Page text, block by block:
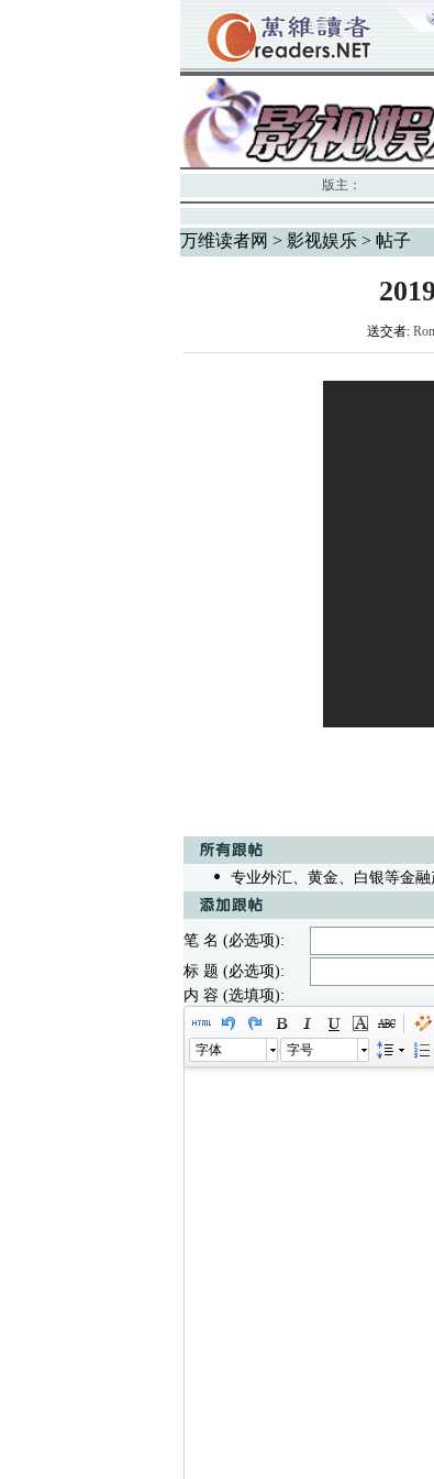
版主：
万维读者网 > 影视娱乐> 帖子
送交者:
专业外汇、黄金、白银等金
笔 名 (必选项):
标 题 (必选项):
内 容 (选填项):
字体 字号